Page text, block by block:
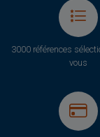
3000 références
vous